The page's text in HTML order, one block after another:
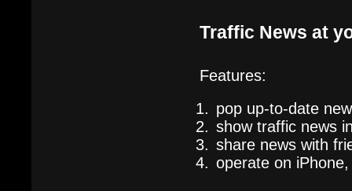
Traffic News at
Features:
pop up-to-date
show traffic news
share news with
operate on